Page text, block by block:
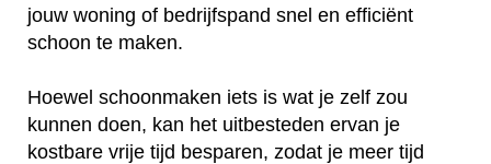
jouw woning of bedrijfspand snel en efficiënt
schoon te maken.
Hoewel schoonmaken iets is wat je zelf zou
kunnen doen, kan het uitbesteden ervan je
kostbare vrije tijd besparen, zodat je meer tijd